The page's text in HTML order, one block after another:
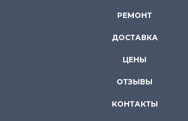
РЕМОНТ
ДОСТАВКА
ЦЕНЫ
ОТЗЫВЫ
КОНТАКТЫ